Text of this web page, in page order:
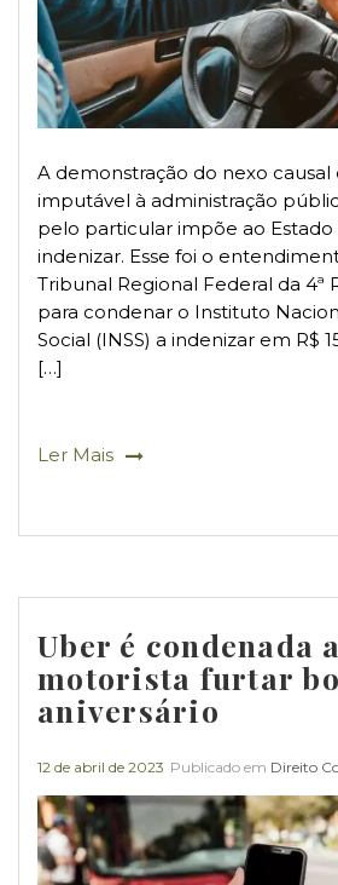
A demonstração do nexo
imputável à administração
pelo particular impõe ao Estado
indenizar. Esse foi o
Tribunal Regional Federal da 4ª
para condenar o Instituto
Social (INSS) a indenizar em R$
[…]
Ler Mais
Uber é condenada
motorista furtar
aniversário
12 de abril de 2023 Publicado em Direito